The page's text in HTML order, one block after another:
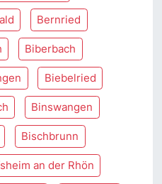
Bernried
Biberbach
Biebelried
Binswangen
Bischbrunn
an der Rhön